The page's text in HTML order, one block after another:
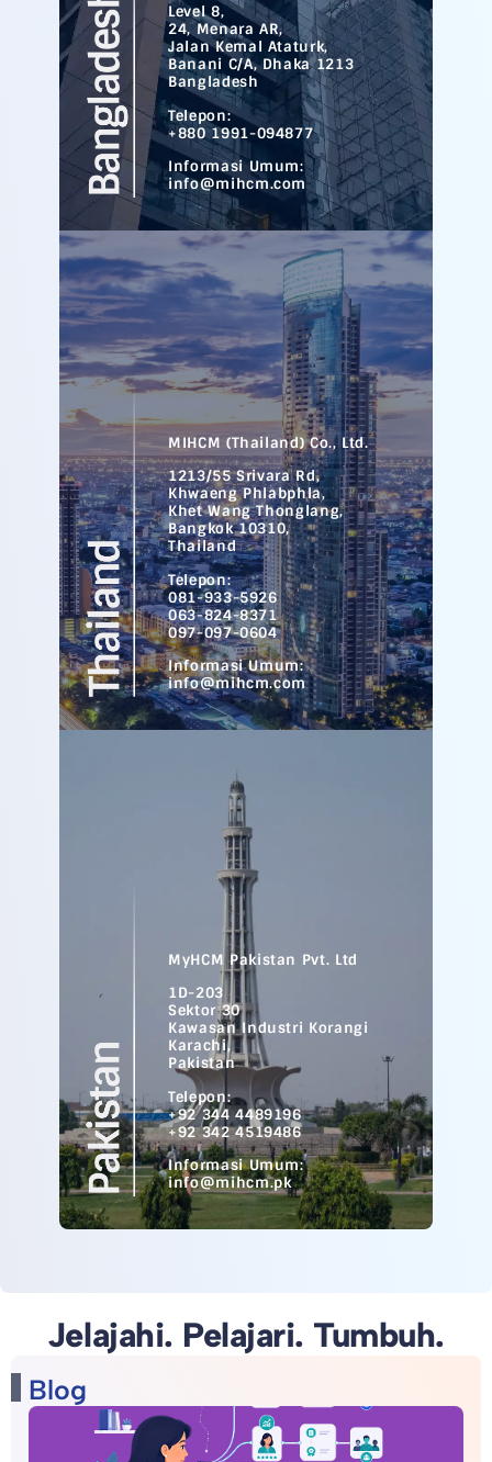
Level 8,
24, Menara AR,
Jalan Kemal Ataturk,
Banani C/A, Dhaka 1213
Bangladesh
Telepon:
+880 1991-094877
Informasi Umum:
info@mihcm.com
MIHCM (Thailand) Co., Ltd.
1213/55 Srivara Rd,
Khwaeng Phlabphla,
Khet Wang Thonglang,
Bangkok 10310,
Thailand
Telepon:
081-933-5926
063-824-8371
097-097-0604
Informasi Umum:
info@mihcm.com
MyHCM Pakistan Pvt. Ltd
1D-203
Sektor 30
Kawasan Industri Korangi
Karachi,
Pakistan
Telepon:
+92 344 4489196
+92 342 4519486
Informasi Umum:
info@mihcm.pk
Jelajahi. Pelajari. Tumbuh.
Blog